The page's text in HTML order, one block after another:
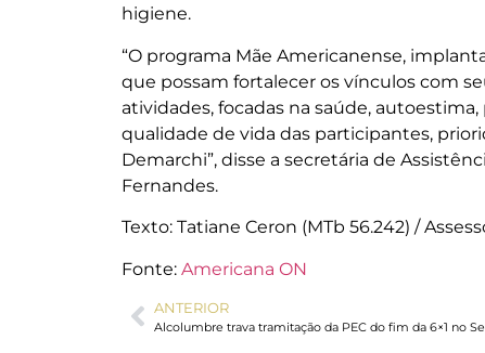
higiene.
“O programa Mãe Americanense,
que possam fortalecer os vínculos com
atividades, focadas na saúde,
qualidade de vida das participantes,
Demarchi”, disse a secretária de
Fernandes.
Texto: Tatiane Ceron (MTb 56.242) /
Fonte: Americana ON
ANTERIOR
Alcolumbre trava tramitação da PEC do fim da 6×1 no